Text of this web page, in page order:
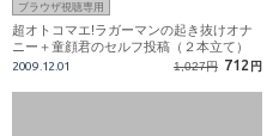
ブラウザ視聴専用
超オトコマエ!ラガーマンの起き抜けオナ
ニー＋童顔君のセルフ投稿（２本立て）
2009.12.01 1,027円 712 円